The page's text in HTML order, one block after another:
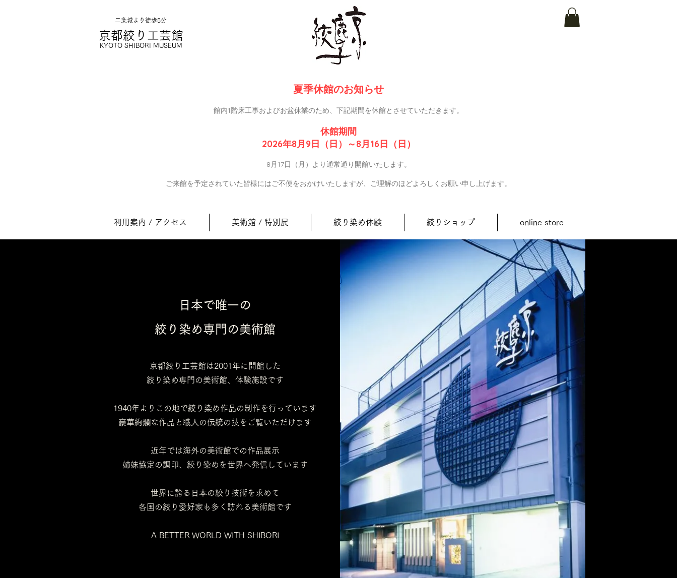
二条城より徒歩5分
京都絞り工芸館
KYOTO SHIBORI MUSEUM
夏季休館のお知らせ
館内1階床工事およびお盆休業のため、下記期間を休館とさせていただきます。
休館期間
2026年8月9日（日）～8月16日（日）
8月17日（月）より通常通り開館いたします。
ご来館を予定されていた皆様にはご不便をおかけいたしますが、ご理解のほどよろしくお願い申し上げます。
利用案内 / アクセス 美術館 / 特別展 絞り染め体験 絞りショップ online store
日本で唯一の
絞り染め専門の美術館
京都絞り工芸館は2001年に開館した
絞り染め専門の美術館、体験施設です
1940年よりこの地で絞り染め作品の制作を行っています
豪華絢爛な作品と職人の伝統の技をご覧いただけます
近年では海外の美術館での作品展示
姉妹協定の調印、 絞り染めを世界へ発信しています
世界に誇る日本の絞り技術を求めて
各国の絞り愛好家も多く訪れる美術館です
A BETTER WORLD WITH SHIBORI